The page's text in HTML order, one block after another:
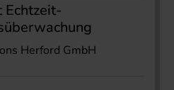
Herford GmbH